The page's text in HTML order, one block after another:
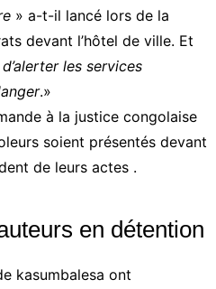
» a-t-il lancé lors de la
devant l’hôtel de ville. Et
les services
.»
à la justice congolaise
soient présentés devant
de leurs actes .
en détention
kasumbalesa ont